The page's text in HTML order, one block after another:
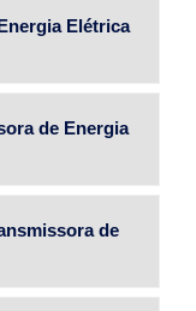
Elétrica
de Energia
de